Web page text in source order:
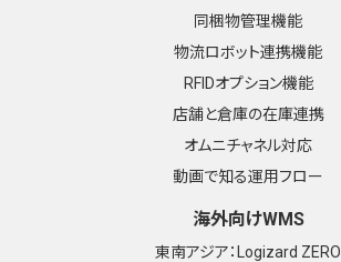
同梱物管理機能
物流ロボット連携機能
RFIDオプション機能
店舗と倉庫の在庫連携
オムニチャネル対応
動画で知る運用フロー
海外向けWMS
東南アジア：Logizard ZERO